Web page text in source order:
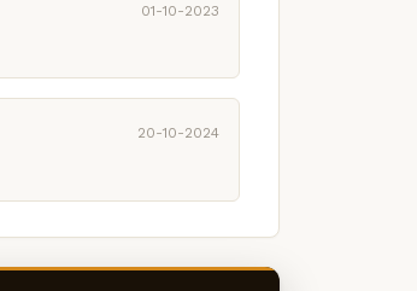
01-10-2023
20-10-2024